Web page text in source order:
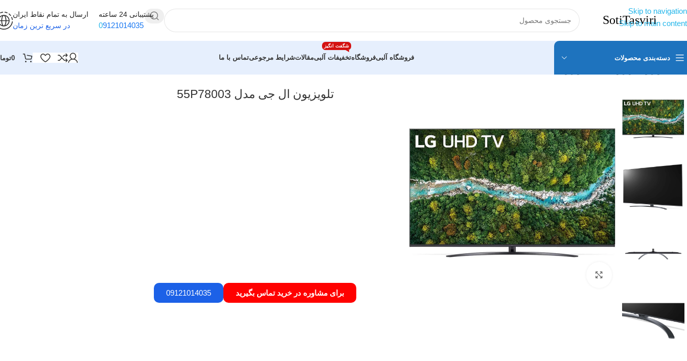
Skip to navigation
Skip to main content
پشتیبانی 24 ساعته
09121014035
ارسال به تمام نقاط ایران
در سریع ترین زمان
دسته‌بندی محصولات فروشگاه آلبیفروشگاهتخفیفات آلبی
شگفت انگیز
مقالاتشرایط مرجوعیتماس با ما 0
تلویزیون ال جی مدل 55P78003
برای مشاوره در خرید تماس بگیرید 09121014035